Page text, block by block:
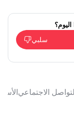
سلبي
الاجتماعي